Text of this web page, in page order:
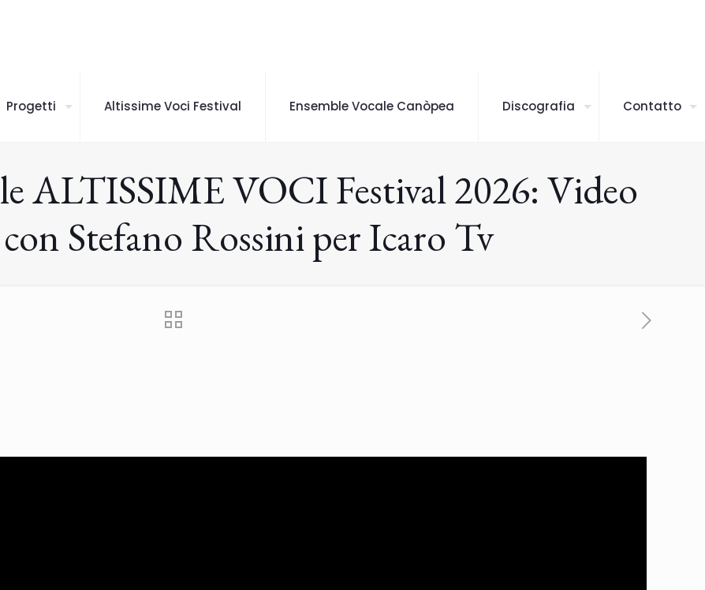
Progetti Altissime Voci Festival Ensemble Vocale Canòpea Discografia Contatto
ALTISSIME VOCI Festival 2026: Video
Stefano Rossini per Icaro Tv